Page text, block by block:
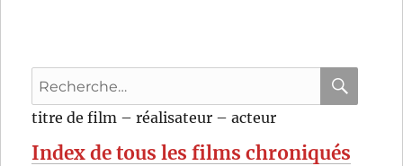
Recherche
pour
:
titre de film – réalisateur – acteur
Index de tous les films chroniqués